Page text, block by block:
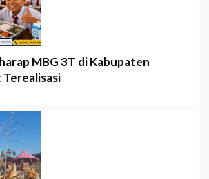
MBG 3T di Kabupaten
Terealisasi